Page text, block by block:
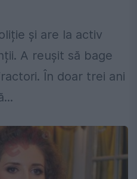
și are la activ
A reușit să bage
În doar trei ani